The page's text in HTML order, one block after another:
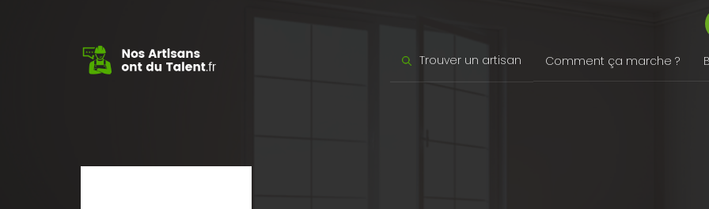
Trouver un artisan Comment ça marche ?